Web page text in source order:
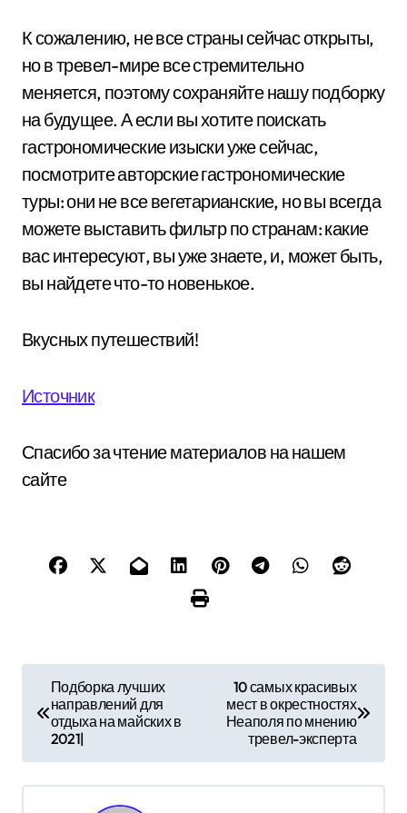
К сожалению, не все страны сейчас открыты,
но в тревел-мире все стремительно
меняется, поэтому сохраняйте нашу подборку
на будущее. А если вы хотите поискать
гастрономические изыски уже сейчас,
посмотрите авторские гастрономические
туры: они не все вегетарианские, но вы всегда
можете выставить фильтр по странам: какие
вас интересуют, вы уже знаете, и, может быть,
вы найдете что-то новенькое.
Вкусных путешествий!
Источник
Спасибо за чтение материалов на нашем
сайте
в
и
Подборка лучших
направлений для
отдыха на майских в
2021|
10 самых красивых
мест в окрестностях
Неаполя по мнению
тревел-эксперта